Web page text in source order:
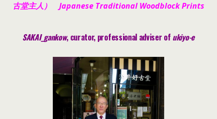
古堂主人） Japanese Traditional Woodblock Prints
SAKAI_gankow, curator, professional adviser of ukiyo-e